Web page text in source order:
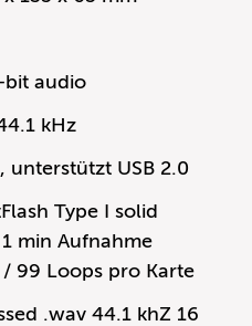
bit audio
kHz
unterstützt USB 2.0
Type I solid
min Aufnahme
99 Loops pro Karte
.wav 44.1 khZ 16